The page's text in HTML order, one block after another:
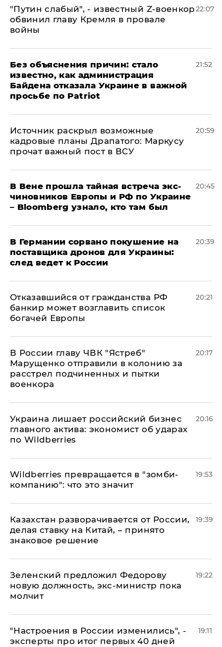
​"Путин слабый", - известный Z-военкор
обвинил главу Кремля в провале
войны
22:07
Без объяснения причин: стало
известно, как администрация
Байдена отказала Украине в важной
просьбе по Patriot
21:52
​Источник раскрыл возможные
кадровые планы Драпатого: Маркусу
прочат важный пост в ВСУ
20:59
В Вене прошла тайная встреча экс-
чиновников Европы и РФ по Украине
– Bloomberg узнало, кто там был
20:45
​В Германии сорвано покушение на
поставщика дронов для Украины:
след ведет к России
20:39
Отказавшийся от гражданства РФ
банкир может возглавить список
богачей Европы
20:21
В России главу ЧВК "Ястреб"
Марущенко отправили в колонию за
расстрел подчиненных и пытки
военкора
20:17
​Украина лишает российский бизнес
главного актива: экономист об ударах
по Wildberries
20:16
Wildberries превращается в "зомби-
компанию": что это значит
19:53
Казахстан разворачивается от России,
делая ставку на Китай, – принято
знаковое решение
19:39
Зеленский предложил Федорову
новую должность, экс-министр пока
молчит
19:22
"Настроения в России изменились", -
эксперты про итог первых 40 дней
19:11